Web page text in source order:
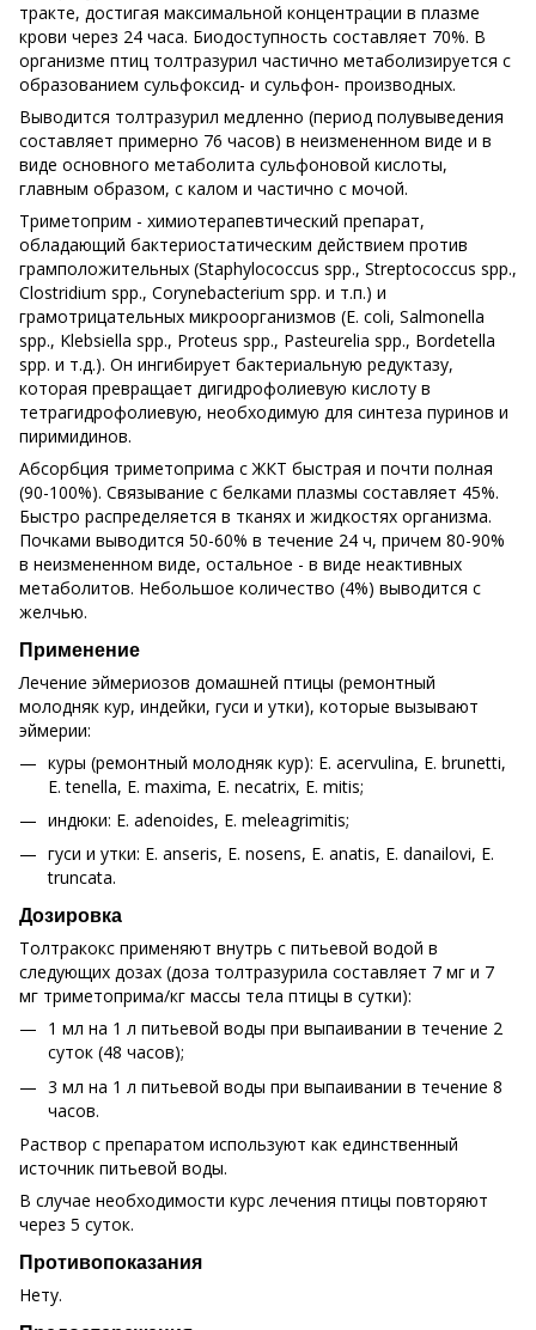
тракте, достигая максимальной концентрации в плазме
крови через 24 часа. Биодоступность составляет 70%. В
организме птиц толтразурил частично метаболизируется с
образованием сульфоксид- и сульфон- производных.
Выводится толтразурил медленно (период полувыведения
составляет примерно 76 часов) в неизмененном виде и в
виде основного метаболита сульфоновой кислоты,
главным образом, с калом и частично с мочой.
Триметоприм - химиотерапевтический препарат,
обладающий бактериостатическим действием против
грамположительных (Staphylococcus spp., Streptococcus spp.,
Clostridium spp., Corynebacterium spp. и т.п.) и
грамотрицательных микроорганизмов (Е. coli, Salmonella
spp., Klebsiella spp., Proteus spp., Pasteurelia spp., Bordetella
spp. и т.д.). Он ингибирует бактериальную редуктазу,
которая превращает дигидрофолиевую кислоту в
тетрагидрофолиевую, необходимую для синтеза пуринов и
пиримидинов.
Абсорбция триметоприма с ЖКТ быстрая и почти полная
(90-100%). Связывание с белками плазмы составляет 45%.
Быстро распределяется в тканях и жидкостях организма.
Почками выводится 50-60% в течение 24 ч, причем 80-90%
в неизмененном виде, остальное - в виде неактивных
метаболитов. Небольшое количество (4%) выводится с
желчью.
Применение
Лечение эймериозов домашней птицы (ремонтный
молодняк кур, индейки, гуси и утки), которые вызывают
эймерии:
куры (ремонтный молодняк кур): E. acervulina, E. brunetti,
E. tenella, E. maxima, E. necatrix, E. mitis;
индюки: E. adenoides, E. meleagrimitis;
гуси и утки: E. anseris, E. nosens, E. anatis, E. danailovi, E.
truncata.
Дозировка
Толтракокс применяют внутрь с питьевой водой в
следующих дозах (доза толтразурила составляет 7 мг и 7
мг триметоприма/кг массы тела птицы в сутки):
1 мл на 1 л питьевой воды при выпаивании в течение 2
суток (48 часов);
3 мл на 1 л питьевой воды при выпаивании в течение 8
часов.
Раствор с препаратом используют как единственный
источник питьевой воды.
В случае необходимости курс лечения птицы повторяют
через 5 суток.
Противопоказания
Нету.